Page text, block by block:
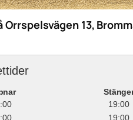
13,
19:00
19:00